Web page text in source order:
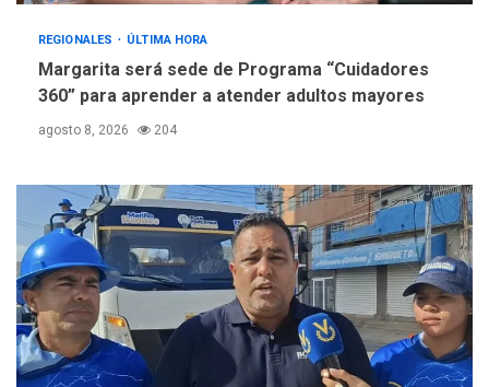
REGIONALES ÚLTIMA HORA
Margarita será sede de Programa “Cuidadores
360” para aprender a atender adultos mayores
agosto 8, 2026 204